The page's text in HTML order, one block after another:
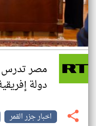
مصر تدرس
دولة
اخبار جزر القمر